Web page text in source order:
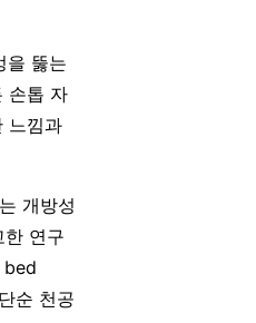
을 뚫는
손톱 자
느낌과
개방성
연구
bed
순 천공